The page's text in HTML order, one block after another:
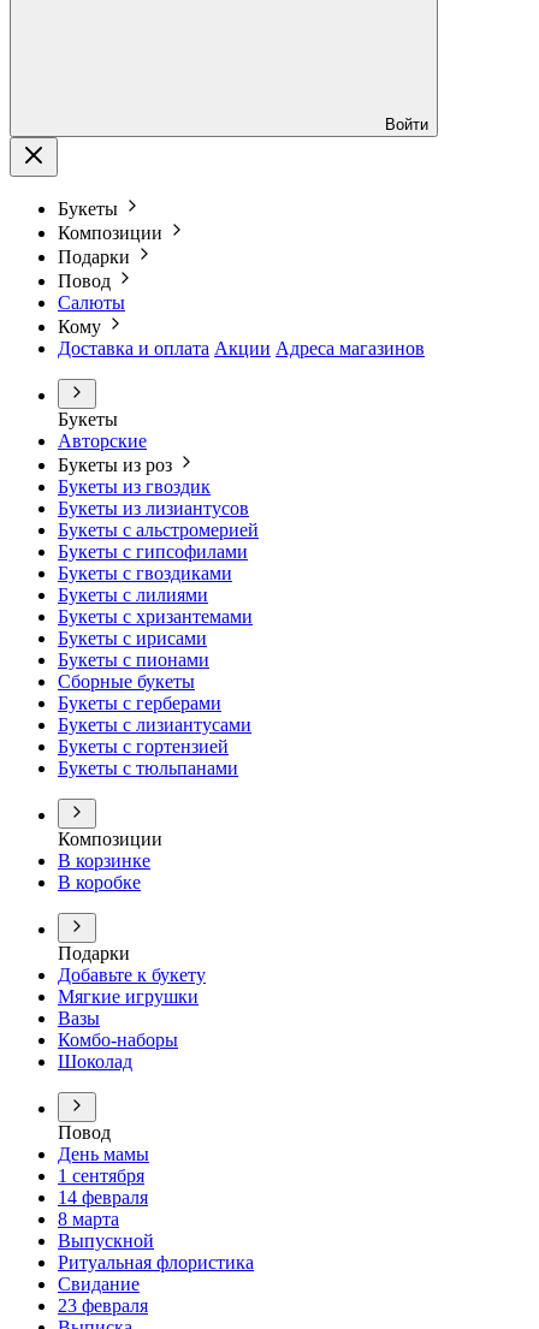
Войти
Букеты
Композиции
Подарки
Повод
Салюты
Кому
Доставка и оплата Акции Адреса магазинов
Букеты
Авторские
Букеты из роз
Букеты из гвоздик
Букеты из лизиантусов
Букеты с альстромерией
Букеты с гипсофилами
Букеты с гвоздиками
Букеты с лилиями
Букеты с хризантемами
Букеты с ирисами
Букеты с пионами
Сборные букеты
Букеты с герберами
Букеты с лизиантусами
Букеты с гортензией
Букеты с тюльпанами
Композиции
В корзинке
В коробке
Подарки
Добавьте к букету
Мягкие игрушки
Вазы
Комбо-наборы
Шоколад
Повод
День мамы
1 сентября
14 февраля
8 марта
Выпускной
Ритуальная флористика
Свидание
23 февраля